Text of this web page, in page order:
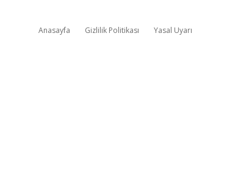
Anasayfa Gizlilik Politikası Yasal Uyarı